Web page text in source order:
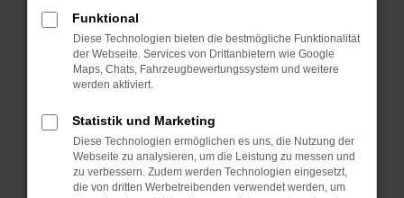
anderen Browser oder in einem privaten
Fenster?
Starte dein Gerät neu.
Das kann manchmal helfen, vorübergehende
Stelle sicher, dass dein Browser und dein
Betriebssystem auf dem neuesten Stand
sind.
Veraltete Software birgt nicht nur ein
Funktional
Diese Technologien bieten die bestmögliche Funktionalität
der Webseite. Services von Drittanbietern wie Google
Maps, Chats, Fahrzeugbewertungssystem und weitere
werden aktiviert.
Statistik und Marketing
Diese Technologien ermöglichen es uns, die Nutzung der
Webseite zu analysieren, um die Leistung zu messen und
zu verbessern. Zudem werden Technologien eingesetzt,
die von dritten Werbetreibenden verwendet werden, um